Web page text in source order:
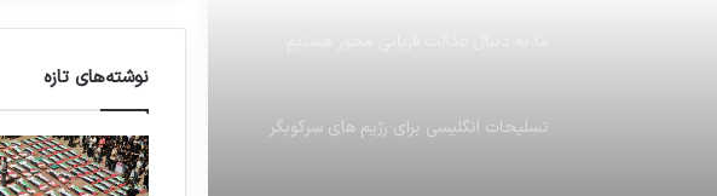
افغانستان در سال 2021
نوشته‌های تازه